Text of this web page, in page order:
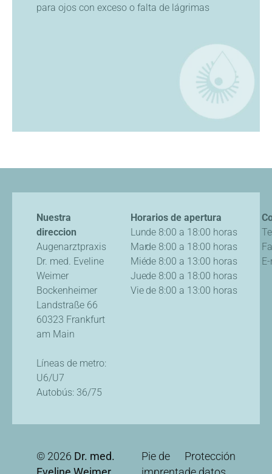
para ojos con exceso o falta de lágrimas
Nuestra
direccion
Augenarztpraxis
Dr. med. Eveline
Weimer
Bockenheimer
Landstraße 66
60323 Frankfurt
am Main
Líneas de metro:
U6/U7
Autobús: 36/75
Horarios de apertura
Lunde 8:00 a 18:00 horas
Marde 8:00 a 18:00 horas
Miéde 8:00 a 13:00 horas
Juede 8:00 a 18:00 horas
Vie de 8:00 a 13:00 horas
© 2026 Dr. med.
Pie de
Protección